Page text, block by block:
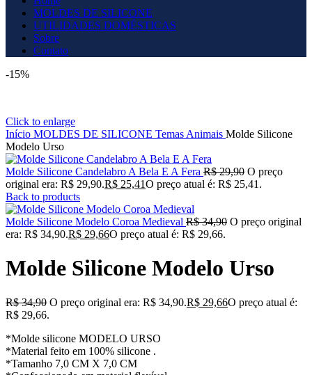
MOLDES DE SILICONE
UTILIDADES DOMÉSTICAS
Sobre
Contato
-15%
Click to enlarge
Início MOLDES DE SILICONE Temas Animais Molde Silicone
Modelo Urso
Molde Silicone Candelabro A Bela E A Fera R$29,90 O preço
original era: R$ 29,90.R$ 25,41O preço atual é: R$ 25,41.
Back to products
Molde Silicone Modelo Coroa Medieval R$34,90 O preço original
era: R$ 34,90.R$ 29,66O preço atual é: R$ 29,66.
Molde Silicone Modelo Urso
R$34,90 O preço original era: R$ 34,90.R$ 29,66O preço atual é:
R$ 29,66.
*Molde silicone MODELO URSO
*Material feito em 100% silicone .
*Tamanho 7,0 CM X 7,0 CM